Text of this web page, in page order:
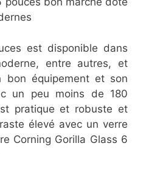
est disponible dans
entre autres, et
bon équipement et son
un peu moins de 180
pratique et robuste et
élevé avec un verre
Corning Gorilla Glass 6